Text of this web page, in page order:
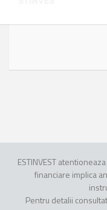
ESTINVEST
financiare implica
Pentru detalii